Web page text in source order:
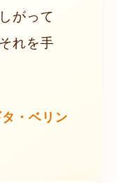
がって
れを手
タ・ベリン